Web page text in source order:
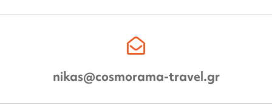
nikas@cosmorama-travel.gr